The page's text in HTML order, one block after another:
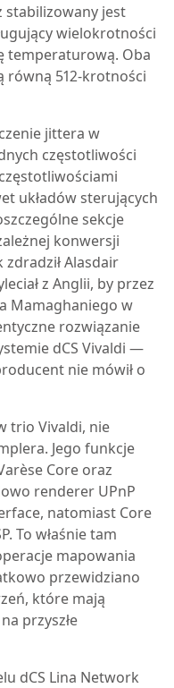
stabilizowany jest
wielokrotności
temperaturową. Oba
równą 512-krotności
jittera w
częstotliwości
układów sterujących
sekcje
konwersji
Alasdair
z Anglii, by przez
Mamaghaniego w
rozwiązanie
dCS Vivaldi —
nie mówił o
trio Vivaldi, nie
Jego funkcje
Core oraz
renderer UPnP
natomiast Core
To właśnie tam
mapowania
przewidziano
które mają
przyszłe
dCS Lina Network